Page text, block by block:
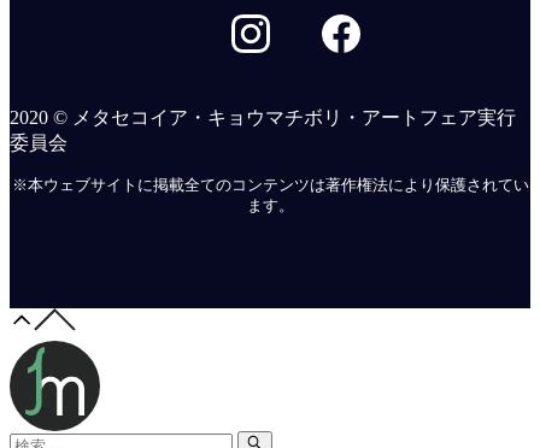
2020 © メタセコイア・キョウマチボリ・アートフェア実行
委員会
※本ウェブサイトに掲載全てのコンテンツは著作権法により保護されてい
ます。